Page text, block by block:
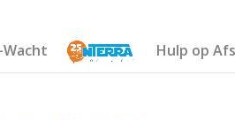
Wacht Hulp op